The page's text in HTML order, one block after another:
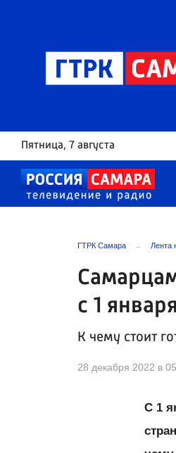
Пятница, 7 августа
ГТРК Самара Лента
с 1
К чему стоит
28 декабря 2022 в
С 1